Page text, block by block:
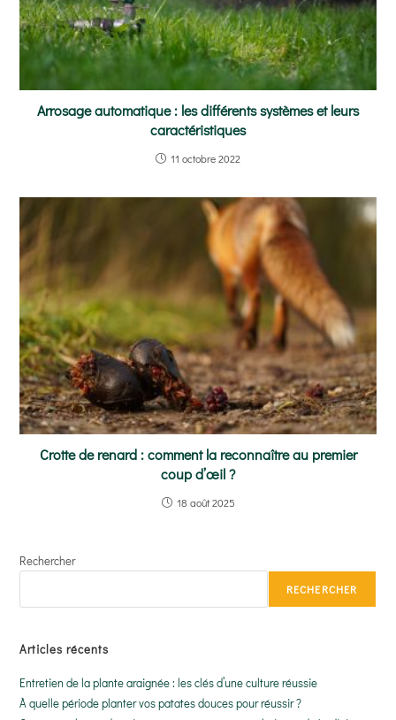
Arrosage automatique : les différents systèmes et leurs
caractéristiques
11 octobre 2022
Crotte de renard : comment la reconnaître au premier
coup d’œil ?
18 août 2025
Rechercher
RECHERCHER
Articles récents
Entretien de la plante araignée : les clés d’une culture réussie
À quelle période planter vos patates douces pour réussir ?